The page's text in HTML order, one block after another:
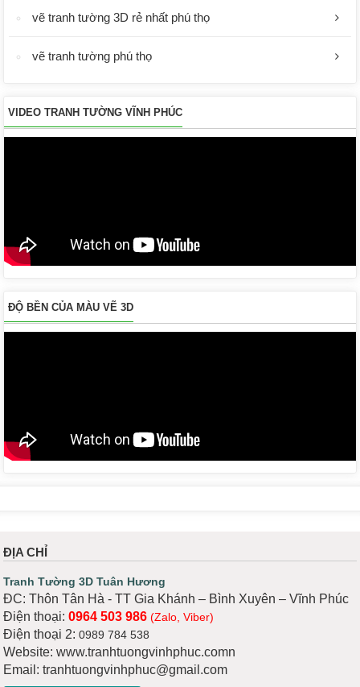
vẽ tranh tường 3D rẻ nhất phú thọ
vẽ tranh tường phú thọ
VIDEO TRANH TƯỜNG VĨNH PHÚC
ĐỘ BỀN CỦA MÀU VẼ 3D
ĐỊA CHỈ
Tranh Tường 3D Tuân Hương
ĐC: Thôn Tân Hà - TT Gia Khánh – Bình Xuyên – Vĩnh Phúc
Điện thoại: 0964 503 986 (Zalo, Viber)
Điện thoại 2: 0989 784 538
Website: www.tranhtuongvinhphuc.comn
Email: tranhtuongvinhphuc@gmail.com